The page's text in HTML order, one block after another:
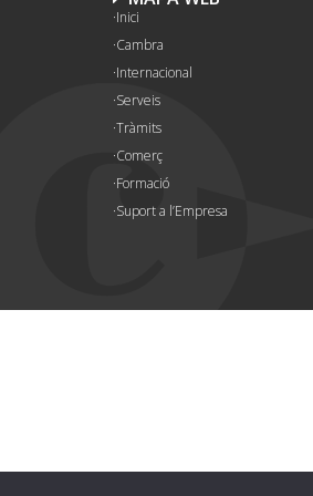
Inici
Cambra
Internacional
Serveis
Tràmits
Comerç
Formació
Suport a l’Empresa